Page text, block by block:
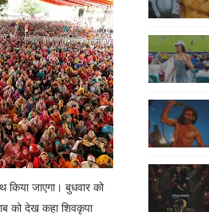
जाएगा। बुधवार को
को देख कहा शिवकृपा